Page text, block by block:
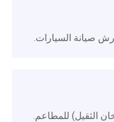
صيانة السيارات.
الثقيل) للمطاعم.